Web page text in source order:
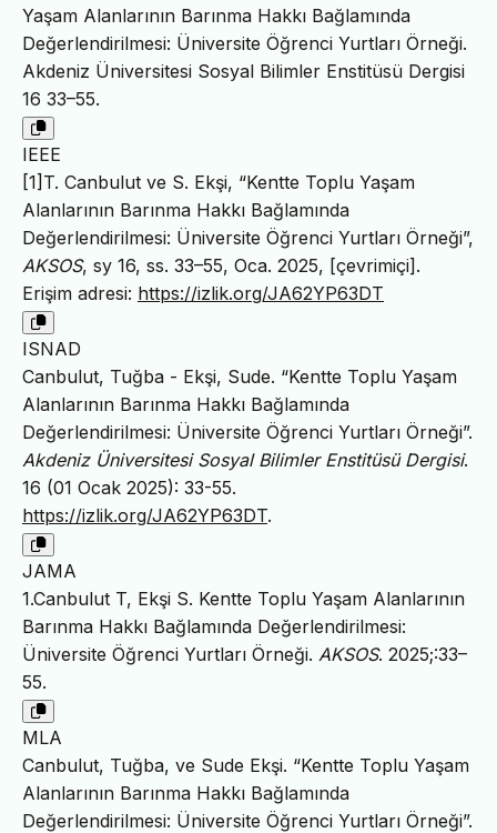
Yaşam Alanlarının Barınma Hakkı Bağlamında
Değerlendirilmesi: Üniversite Öğrenci Yurtları Örneği.
Akdeniz Üniversitesi Sosyal Bilimler Enstitüsü Dergisi
16 33–55.
IEEE
[1]T. Canbulut ve S. Ekşi, “Kentte Toplu Yaşam
Alanlarının Barınma Hakkı Bağlamında
Değerlendirilmesi: Üniversite Öğrenci Yurtları Örneği”,
AKSOS, sy 16, ss. 33–55, Oca. 2025, [çevrimiçi].
Erişim adresi: https://izlik.org/JA62YP63DT
ISNAD
Canbulut, Tuğba - Ekşi, Sude. “Kentte Toplu Yaşam
Alanlarının Barınma Hakkı Bağlamında
Değerlendirilmesi: Üniversite Öğrenci Yurtları Örneği”.
Akdeniz Üniversitesi Sosyal Bilimler Enstitüsü Dergisi.
16 (01 Ocak 2025): 33-55.
https://izlik.org/JA62YP63DT.
JAMA
1.Canbulut T, Ekşi S. Kentte Toplu Yaşam Alanlarının
Barınma Hakkı Bağlamında Değerlendirilmesi:
Üniversite Öğrenci Yurtları Örneği. AKSOS. 2025;:33–
55.
MLA
Canbulut, Tuğba, ve Sude Ekşi. “Kentte Toplu Yaşam
Alanlarının Barınma Hakkı Bağlamında
Değerlendirilmesi: Üniversite Öğrenci Yurtları Örneği”.